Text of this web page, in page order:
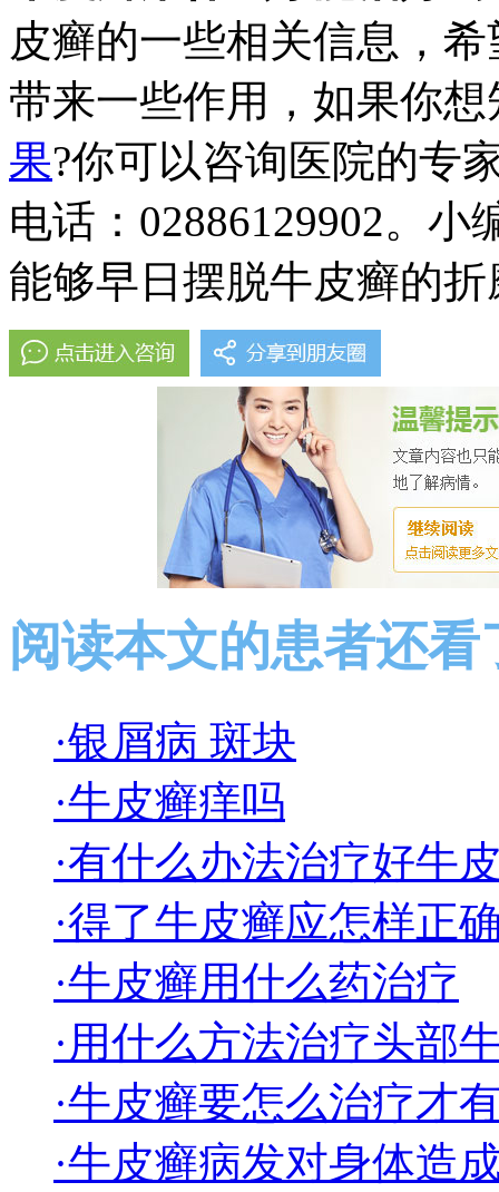
皮癣的一些相关信息，
带来一些作用，如果你想
果?你可以咨询医院的专
电话：02886129902。
能够早日摆脱牛皮癣的
阅读本文的患者还看
·银屑病 斑块
·牛皮癣痒吗
·有什么办法治疗好牛
·得了牛皮癣应怎样正
·牛皮癣用什么药治疗
·用什么方法治疗头部
·牛皮癣要怎么治疗才
·牛皮癣病发对身体造